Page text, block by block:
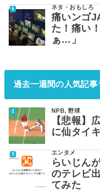
ネタ・おもしろ
痛いンゴ
た！痛い
ぁ…」
過去一週間の人気記
NPB,野球
【悲報】
に仙タイ
エンタメ
らいじん
のテレビ
てみた